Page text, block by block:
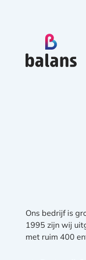
Ons bedrijf is
1995 zijn wij
met ruim 400